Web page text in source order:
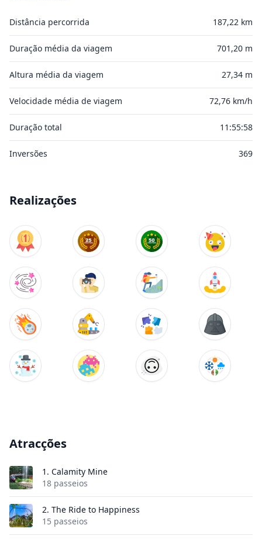
Distância percorrida 187,22 km
Duração média da viagem 701,20 m
Altura média da viagem 27,34 m
Velocidade média de viagem 72,76 km/h
Duração total 11:55:58
Inversões 369
Realizações
Atracções
1. Calamity Mine
18 passeios
2. The Ride to Happiness
15 passeios